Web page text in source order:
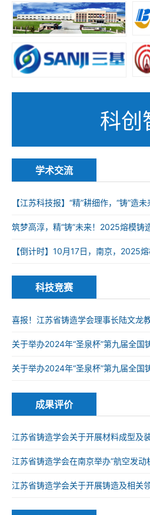
科创
学术交流
【江苏科技报】“精”耕细作，“铸”
铸造高质量发展大会在南京举办
筑梦高淳，精“铸”未来！2025熔模铸
在南京高淳成功举办
【倒计时】10月17日，南京，2025
展大会
科技竞赛
喜报！江苏省铸造学会理事长陆文龙
加第九届全国铸造行业职业技能竞赛
关于举办2024年“圣泉杯”第九届全国
能竞赛的通知
关于举办2024年“圣泉杯”第九届全国
竞赛的通知
成果评价
江苏省铸造学会关于开展材料成型及
技成果评价工作的通知
江苏省铸造学会在南京举办“航空发动
仿生结构设计与精准制造技术”科技成
江苏省铸造学会关于开展铸造及相关
工作的通知